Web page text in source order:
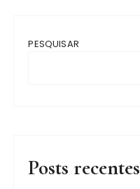
PESQUISAR
Posts recentes